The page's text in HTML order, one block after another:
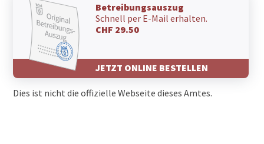
Betreibungsauszug
Schnell per E-Mail erhalten.
CHF 29.50
JETZT ONLINE BESTELLEN
Dies ist nicht die offizielle Webseite dieses Amtes.